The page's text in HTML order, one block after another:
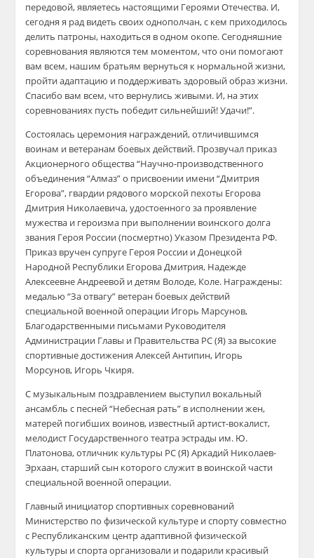
передовой, являетесь настоящими Героями Отечества. И,
сегодня я рад видеть своих однополчан, с кем приходилось
делить патроны, находиться в одном окопе. Сегодняшние
соревнования являются тем моментом, что они помогают
вам всем, нашим братьям вернуться к нормальной жизни,
пройти адаптацию и поддерживать здоровый образ жизни.
Спасибо вам всем, что вернулись живыми. И, на этих
соревнованиях пусть победит сильнейший! Удачи!”.
Состоялась церемония награждений, отличившимся
воинам и ветеранам боевых действий. Прозвучал приказ
Акционерного общества “Научно-производственного
объединения “Алмаз” о присвоении имени “Дмитрия
Егорова”, гвардии рядового морской пехоты Егорова
Дмитрия Николаевича, удостоенного за проявление
мужества и героизма при выполнении воинского долга
звания Героя России (посмертно) Указом Президента РФ.
Приказ вручен супруге Героя России и Донецкой
Народной Республики Егорова Дмитрия, Надежде
Алексеевне Андреевой и детям Володе, Коле. Награждены:
медалью “За отвагу” ветеран боевых действий
специальной военной операции Игорь Марсунов,
Благодарственными письмами Руководителя
Администрации Главы и Правительства РС (Я) за высокие
спортивные достижения Алексей Антипин, Игорь
Морсунов, Игорь Чкиря.
С музыкальным поздравлением выступил вокальный
ансамбль с песней “Небесная рать” в исполнении жен,
матерей погибших воинов, известный артист-вокалист,
мелодист Государственного театра эстрады им. Ю.
Платонова, отличник культуры РС (Я) Аркадий Николаев-
Эрхаан, старший сын которого служит в воинской части
специальной военной операции.
Главный инициатор спортивных соревнований
Министерство по физической культуре и спорту совместно
с Республиканским центр адаптивной физической
культуры и спорта организовали и подарили красивый